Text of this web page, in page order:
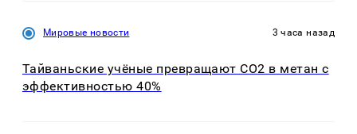
Мировые новости 3 часа назад
Тайваньские учёные превращают CO2 в метан с
эффективностью 40%